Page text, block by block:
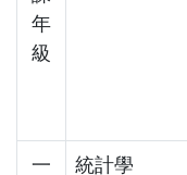
年
級
一 統計學